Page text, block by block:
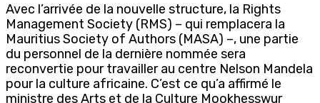
Avec l’arrivée de la nouvelle structure, la Rights
Management Society (RMS) – qui remplacera la
Mauritius Society of Authors (MASA) –, une partie
du personnel de la dernière nommée sera
reconvertie pour travailler au centre Nelson Mandela
pour la culture africaine. C’est ce qu’a affirmé le
ministre des Arts et de la Culture Mookhesswur